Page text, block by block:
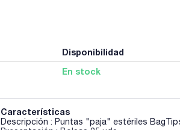
Disponibilidad
En stock
Características
Descripción : Puntas "paja" estériles